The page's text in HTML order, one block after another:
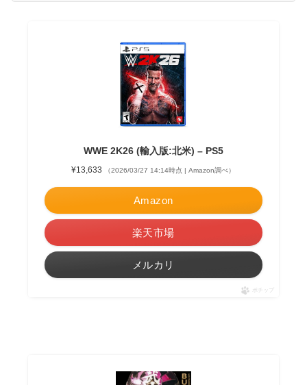
WWE 2K26 (輸入版:北米) – PS5
¥13,633 （2026/03/27 14:14時点 | Amazon調べ）
Amazon
楽天市場
メルカリ
ポチップ